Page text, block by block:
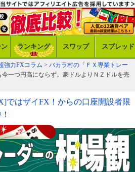
ランキング スワップ スプレッド
強力FXコラム > バカラ村の「ＦＸ専業トレー
今一つ円高にならず。豪ドルよりＮＺドルを売
ではザイFX！からの口座開設者限